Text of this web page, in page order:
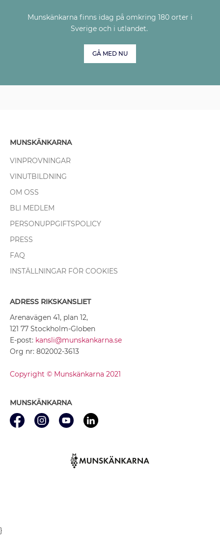
Munskänkarna finns idag på omkring 180 orter i
Sverige och i utlandet.
GÅ MED NU
MUNSKÄNKARNA
VINPROVNINGAR
VINUTBILDNING
OM OSS
BLI MEDLEM
PERSONUPPGIFTSPOLICY
PRESS
FAQ
INSTÄLLNINGAR FÖR COOKIES
ADRESS RIKSKANSLIET
Arenavägen 41, plan 12,
121 77 Stockholm-Globen
E-post: kansli@munskankarna.se
Org nr: 802002-3613
Copyright © Munskänkarna 2021
MUNSKÄNKARNA
}